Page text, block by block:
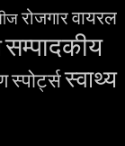
रोजगारवायरल
सम्पादकीय
स्पोर्ट्सस्वाथ्य